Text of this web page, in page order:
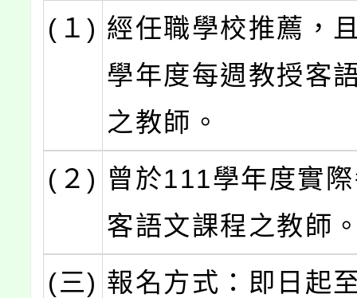
(１) 經任職學校推薦，
學年度每週教授客
之教師。
(２) 曾於111學年度實
客語文課程之教師
(三) 報名方式：即日起